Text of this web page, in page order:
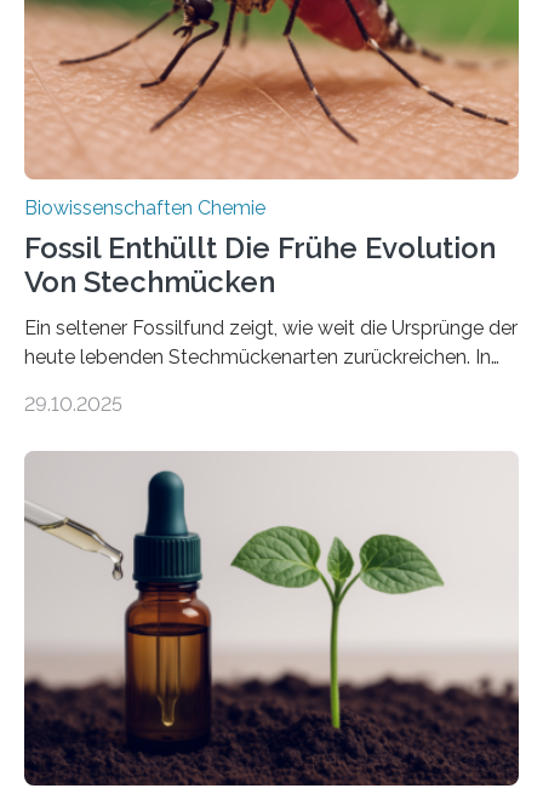
dieser Gruppe bilden aus Zellfäden dichte Geflechte
mit scheibenförmiger Gestalt. Was auffällig ist: Die
nächsten…
Biowissenschaften Chemie
Fossil Enthüllt Die Frühe Evolution
Von Stechmücken
Ein seltener Fossilfund zeigt, wie weit die Ursprünge der
heute lebenden Stechmückenarten zurückreichen. In
Forschende die bisher älteste bekannte Stechmücken-
Region Kachin in Myanmar und hat sich in
ausgezeichnetem Zustand erhalten. Es konnte als neue
Art einer neuen Gattung beschrieben werden und trägt
nun den Namen Cretosabethes primaevus. Dieser erste
fossile Nachweis einer Stechmückenlarve in Bernstein
stellt gleichzeitig den ersten Fossilfund einer
Mückenlarve aus dem Mesozoikum dar, denn…
29.10.2025